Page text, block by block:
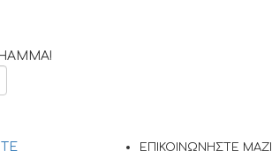
ΕΠΙΚΟΙΝΩΝΗΣΤΕ ΜΑΖΙ